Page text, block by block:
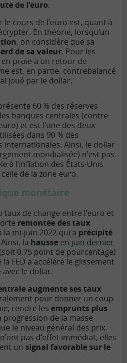
de l’euro.
le cours de l’euro est, quant à
En théorie, lorsqu’un
, on considère que sa
de sa valeur. Pour les
proie à un retour de
est, en partie, contrebalancé
joué par le dollar.
60 % des réserves
banques centrales (contre
et est l’une des deux
dans 90 % des
internationales. Ainsi, le dollar
mondialisée) n’est pas
à l’inflation des États-Unis
de la zone euro.
monétaire
taux de change entre l’euro et
remontée des taux
la mi-juin 2022 qui a précipité
la hausse en juin dernier
0,75 point de pourcentage)
FED a accéléré le glissement
avec le dollar.
augmente ses taux
pour donner un coup
rendre les emprunts plus
progression de la masse
le niveau général des prix.
pas d’effet immédiat, elles
un signal favorable sur le